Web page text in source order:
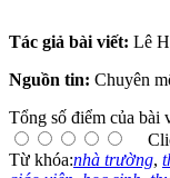
Tác giả bài viết: Lê
Nguồn tin: Chuyên
Tổng số điểm của bài
Từ khóa:nhà trường,